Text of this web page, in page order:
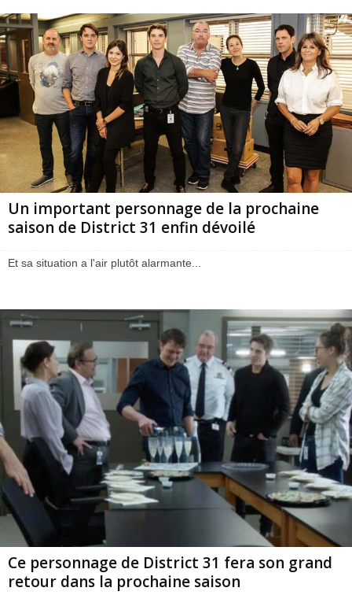
Un important personnage de la prochaine
saison de District 31 enfin dévoilé
Et sa situation a l'air plutôt alarmante...
Ce personnage de District 31 fera son grand
retour dans la prochaine saison